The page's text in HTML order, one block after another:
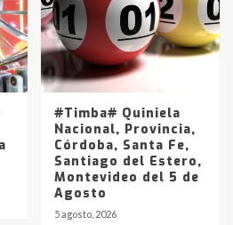
#Timba# Quiniela
Nacional, Provincia,
Córdoba, Santa Fe,
Santiago del Estero,
Montevideo del 5 de
Agosto
5 agosto, 2026